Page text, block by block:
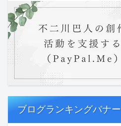
ブログランキングバナー